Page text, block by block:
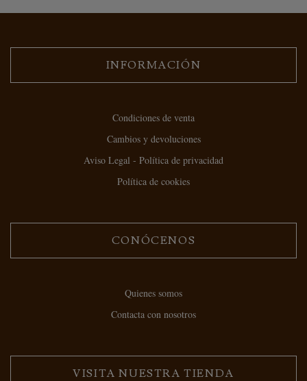
INFORMACIÓN
Condiciones de venta
Cambios y devoluciones
Aviso Legal - Política de privacidad
Política de cookies
CONÓCENOS
Quienes somos
Contacta con nosotros
VISITA NUESTRA TIENDA